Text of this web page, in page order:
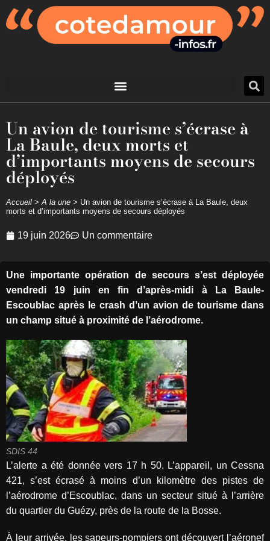
Un avion de tourisme s’écrase à
La Baule, deux morts et
d’importants moyens de secours
déployés
Accueil >A la une > Un avion de tourisme s’écrase à La Baule, deux
morts et d’importants moyens de secours déployés
19 juin 2026 Un commentaire
Une importante opération de secours s’est déployée
vendredi 19 juin en fin d’après-midi à La Baule-
Escoublac après le crash d’un avion de tourisme dans
un champ situé à proximité de l’aérodrome.
SDIS 44
L’alerte a été donnée vers 17 h 50. L’appareil, un Cessna
421, s’est écrasé à moins d’un kilomètre des pistes de
l’aérodrome d’Escoublac, dans un secteur situé à l’arrière
du quartier du Guézy, près de la route de la Bosse.
À leur arrivée, les sapeurs-pompiers ont découvert l’aéronef